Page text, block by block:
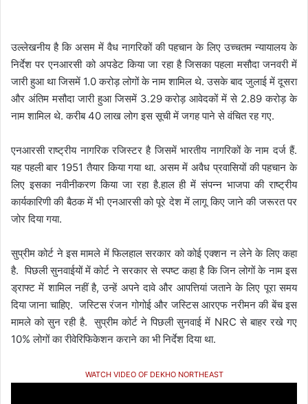
उल्लेखनीय है कि असम में वैध नागरिकों की पहचान के लिए उच्चतम न्यायालय के
निर्देश पर एनआरसी को अपडेट किया जा रहा है जिसका पहला मसौदा जनवरी में
जारी हुआ था जिसमें 1.0 करोड़ लोगों के नाम शामिल थे. उसके बाद जुलाई में दूसरा
और अंतिम मसौदा जारी हुआ जिसमें 3.29 करोड़ आवेदकों में से 2.89 करोड़ के
नाम शामिल थे. करीब 40 लाख लोग इस सूची में जगह पाने से वंचित रह गए.
एनआरसी राष्ट्रीय नागरिक रजिस्टर है जिसमें भारतीय नागरिकों के नाम दर्ज हैं.
यह पहली बार 1951 तैयार किया गया था. असम में अवैध प्रवासियों की पहचान के
लिए इसका नवीनीकरण किया जा रहा है.हाल ही में संपन्न भाजपा की राष्ट्रीय
कार्यकारिणी की बैठक में भी एनआरसी को पूरे देश में लागू किए जाने की जरूरत पर
जोर दिया गया.
सुप्रीम कोर्ट ने इस मामले में फिलहाल सरकार को कोई एक्शन न लेने के लिए कहा
है. पिछली सुनवाईयों में कोर्ट ने सरकार से स्पष्ट कहा है कि जिन लोगों के नाम इस
ड्राफ्ट में शामिल नहीं है, उन्हें अपने दावे और आपत्तियां जताने के लिए पूरा समय
दिया जाना चाहिए. जस्टिस रंजन गोगोई और जस्टिस आरएफ नरीमन की बेंच इस
मामले को सुन रही है. सुप्रीम कोर्ट ने पिछली सुनवाई में NRC से बाहर रखे गए
10% लोगों का रीवेरिफिकेशन कराने का भी निर्देश दिया था.
WATCH VIDEO OF DEKHO NORTHEAST